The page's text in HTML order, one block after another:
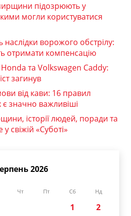
підозрюють у
могли користуватися
ворожого обстрілу:
отримати компенсацію
Honda та Volkswagen Caddy:
загинув
від кави: 16 правил
є значно важливіші
історії людей, поради та
свіжій «Суботі»
2026
Чт Пт Сб Нд
1
2